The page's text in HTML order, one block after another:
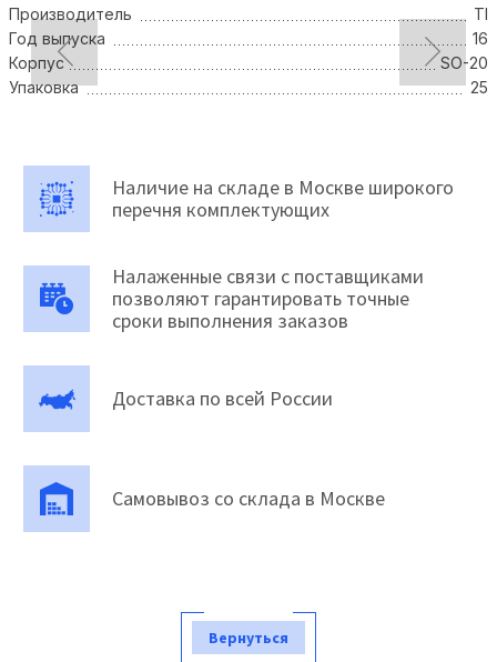
Производитель
TI
Год выпуска
16
Корпус
SO-20
Упаковка
25
Наличие на складе в Москве широкого
перечня комплектующих
Налаженные связи с поставщиками
позволяют гарантировать точные
сроки выполнения заказов
Доставка по всей России
Самовывоз со склада в Москве
Вернуться